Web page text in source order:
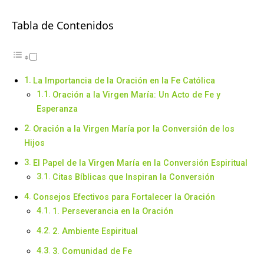
Tabla de Contenidos
La Importancia de la Oración en la Fe Católica
Oración a la Virgen María: Un Acto de Fe y
Esperanza
Oración a la Virgen María por la Conversión de los
Hijos
El Papel de la Virgen María en la Conversión Espiritual
Citas Bíblicas que Inspiran la Conversión
Consejos Efectivos para Fortalecer la Oración
1. Perseverancia en la Oración
2. Ambiente Espiritual
3. Comunidad de Fe